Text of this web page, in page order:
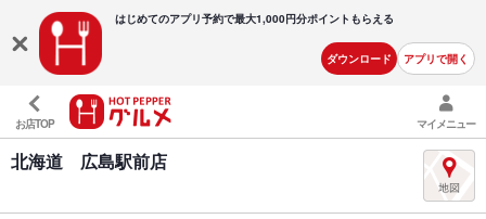
はじめてのアプリ予約で最大1,000円分ポイントもらえる
ダウンロード アプリで開く
お店TOP マイメニュー
北海道 広島駅前店